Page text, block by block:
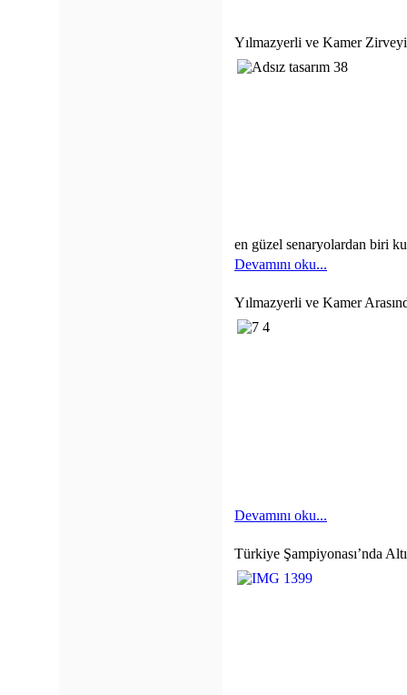
Yılmazyerli ve Kamer Zirveyi
en güzel senaryolardan biri
Devamını oku...
Yılmazyerli ve Kamer
Devamını oku...
Türkiye Şampiyonası’nda